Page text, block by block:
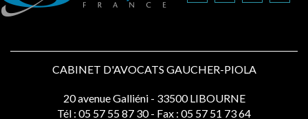
CABINET D'AVOCATS GAUCHER-PIOLA
20 avenue Galliéni - 33500 LIBOURNE
Tél : 05 57 55 87 30 - Fax : 05 57 51 73 64